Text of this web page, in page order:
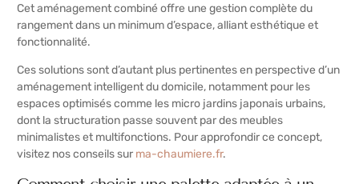
Cet aménagement combiné offre une gestion complète du
rangement dans un minimum d’espace, alliant esthétique et
fonctionnalité.
Ces solutions sont d’autant plus pertinentes en perspective d’un
aménagement intelligent du domicile, notamment pour les
espaces optimisés comme les micro jardins japonais urbains,
dont la structuration passe souvent par des meubles
minimalistes et multifonctions. Pour approfondir ce concept,
visitez nos conseils sur ma-chaumiere.fr.